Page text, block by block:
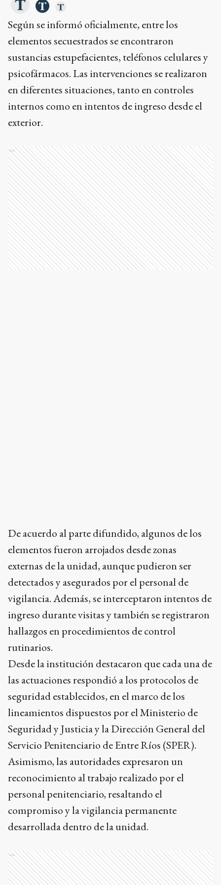
Según se informó oficialmente, entre los
elementos secuestrados se encontraron
sustancias estupefacientes, teléfonos celulares y
psicofármacos. Las intervenciones se realizaron
en diferentes situaciones, tanto en controles
internos como en intentos de ingreso desde el
exterior.
Ads
De acuerdo al parte difundido, algunos de los
elementos fueron arrojados desde zonas
externas de la unidad, aunque pudieron ser
detectados y asegurados por el personal de
vigilancia. Además, se interceptaron intentos de
ingreso durante visitas y también se registraron
hallazgos en procedimientos de control
rutinarios.
Desde la institución destacaron que cada una de
las actuaciones respondió a los protocolos de
seguridad establecidos, en el marco de los
lineamientos dispuestos por el Ministerio de
Seguridad y Justicia y la Dirección General del
Servicio Penitenciario de Entre Ríos (SPER).
Asimismo, las autoridades expresaron un
reconocimiento al trabajo realizado por el
personal penitenciario, resaltando el
compromiso y la vigilancia permanente
desarrollada dentro de la unidad.
Ads